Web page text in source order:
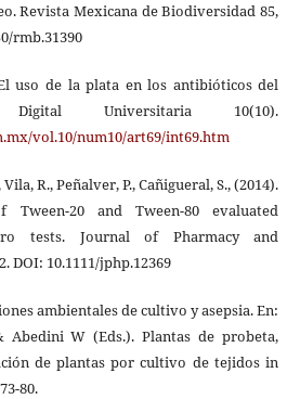
Revista Mexicana de Biodiversidad 85,
rmb.31390
uso de la plata en los antibióticos del
Universitaria 10(10).
vol.10/num10/art69/int69.htm
R., Peñalver, P., Cañigueral, S., (2014).
20 and Tween-80 evaluated
tests. Journal of Pharmacy and
DOI: 10.1111/jphp.12369
ambientales de cultivo y asepsia. En:
Abedini W (Eds.). Plantas de probeta,
de plantas por cultivo de tejidos in
80.